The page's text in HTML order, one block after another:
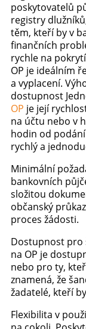
poskytovatelů
registry
těm, kteří by v
finančních
rychle na
OP je ideálním
a vyplacení.
dostupnost
OP je její
na účtu nebo v
hodin od
rychlý a
Minimální
bankovních
složitou
občanský
proces žádosti.
Dostupnost pro
na OP je
nebo pro ty,
znamená, že
žadatelé, kteří
Flexibilita v